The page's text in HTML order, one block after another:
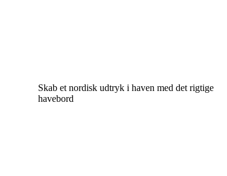
Skab et nordisk udtryk i haven med det rigtige
havebord